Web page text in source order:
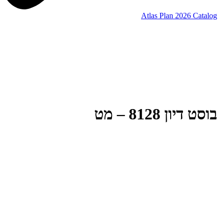
Atlas Plan 2026 Catalog
בוסט דיון 8128 – מט